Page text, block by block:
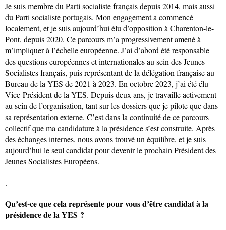
Je suis membre du Parti socialiste français depuis 2014, mais aussi
du Parti socialiste portugais. Mon engagement a commencé
localement, et je suis aujourd’hui élu d’opposition à Charenton-le-
Pont, depuis 2020. Ce parcours m’a progressivement amené à
m’impliquer à l’échelle européenne. J’ai d’abord été responsable
des questions européennes et internationales au sein des Jeunes
Socialistes français, puis représentant de la délégation française au
Bureau de la YES de 2021 à 2023. En octobre 2023, j’ai été élu
Vice-Président de la YES. Depuis deux ans, je travaille activement
au sein de l’organisation, tant sur les dossiers que je pilote que dans
sa représentation externe. C’est dans la continuité de ce parcours
collectif que ma candidature à la présidence s’est construite. Après
des échanges internes, nous avons trouvé un équilibre, et je suis
aujourd’hui le seul candidat pour devenir le prochain Président des
Jeunes Socialistes Européens.
.
Qu’est-ce que cela représente pour vous d’être candidat à la
présidence de la YES ?